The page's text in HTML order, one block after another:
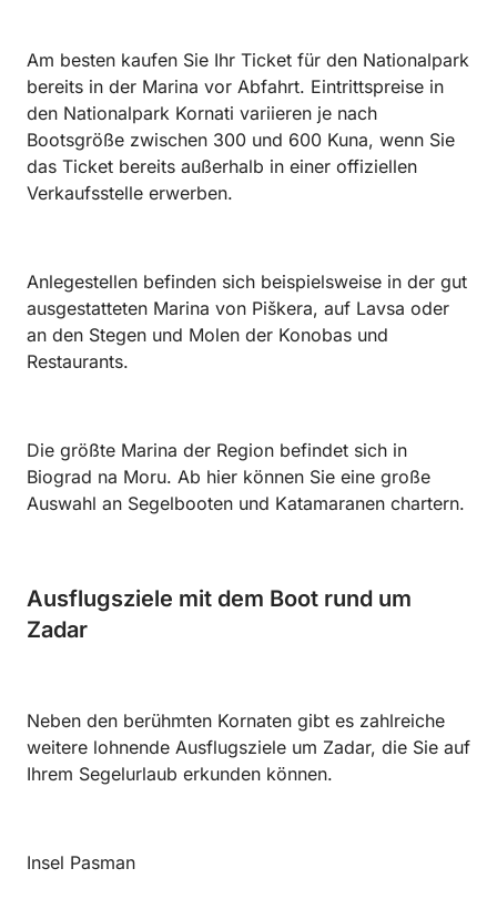
Am besten kaufen Sie Ihr Ticket für den Nationalpark
bereits in der Marina vor Abfahrt. Eintrittspreise in
den Nationalpark Kornati variieren je nach
Bootsgröße zwischen 300 und 600 Kuna, wenn Sie
das Ticket bereits außerhalb in einer offiziellen
Verkaufsstelle erwerben.
Anlegestellen befinden sich beispielsweise in der gut
ausgestatteten Marina von Piškera, auf Lavsa oder
an den Stegen und Molen der Konobas und
Restaurants.
Die größte Marina der Region befindet sich in
Biograd na Moru. Ab hier können Sie eine große
Auswahl an Segelbooten und Katamaranen chartern.
Ausflugsziele mit dem Boot rund um
Zadar
Neben den berühmten Kornaten gibt es zahlreiche
weitere lohnende Ausflugsziele um Zadar, die Sie auf
Ihrem Segelurlaub erkunden können.
Insel Pasman